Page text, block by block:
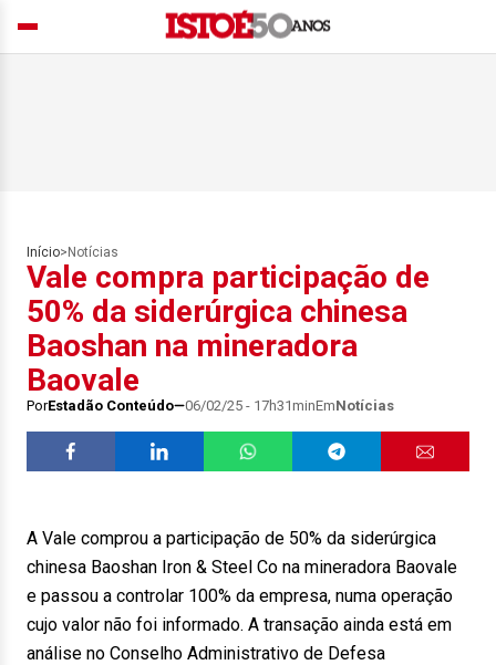
Início> Notícias
Vale compra participação de
50% da siderúrgica chinesa
Baoshan na mineradora
Baovale
PorEstadão Conteúdo 06/02/25 - 17h31minEmNotícias
A Vale comprou a participação de 50% da siderúrgica
chinesa Baoshan Iron & Steel Co na mineradora Baovale
e passou a controlar 100% da empresa, numa operação
cujo valor não foi informado. A transação ainda está em
análise no Conselho Administrativo de Defesa